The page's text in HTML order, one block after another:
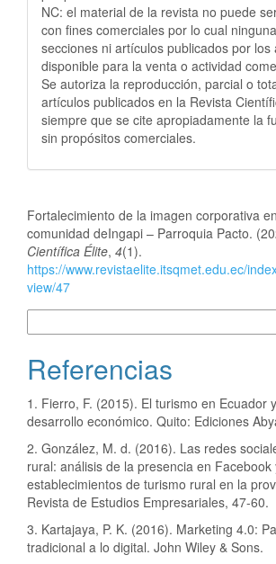
NC: el material de la revista no puede
con fines comerciales por lo cual
secciones ni artículos publicados por los
disponible para la venta o actividad
Se autoriza la reproducción, parcial o
artículos publicados en la Revista
siempre que se cite apropiadamente la
sin propósitos comerciales.
Fortalecimiento de la imagen corporativa
comunidad deIngapi – Parroquia Pacto.
Científica Élite, 4(1).
https://www.revistaelite.itsqmet.edu.ec/
view/47
Referencias
1. Fierro, F. (2015). El turismo en Ecuador
desarrollo económico. Quito: Ediciones
2. González, M. d. (2016). Las redes
rural: análisis de la presencia en Facebook
establecimientos de turismo rural en la
Revista de Estudios Empresariales, 47-60.
3. Kartajaya, P. K. (2016). Marketing 4.0:
tradicional a lo digital. John Wiley & Sons.